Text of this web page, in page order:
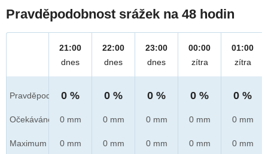
Pravděpodobnost srážek na 48 hodin
Pravděpod.
Očekáváno
Maximum
21:00
dnes
0 %
0 mm
0 mm
22:00
dnes
0 %
0 mm
0 mm
23:00
dnes
0 %
0 mm
0 mm
00:00
zítra
0 %
0 mm
0 mm
01:00
zítra
0 %
0 mm
0 mm